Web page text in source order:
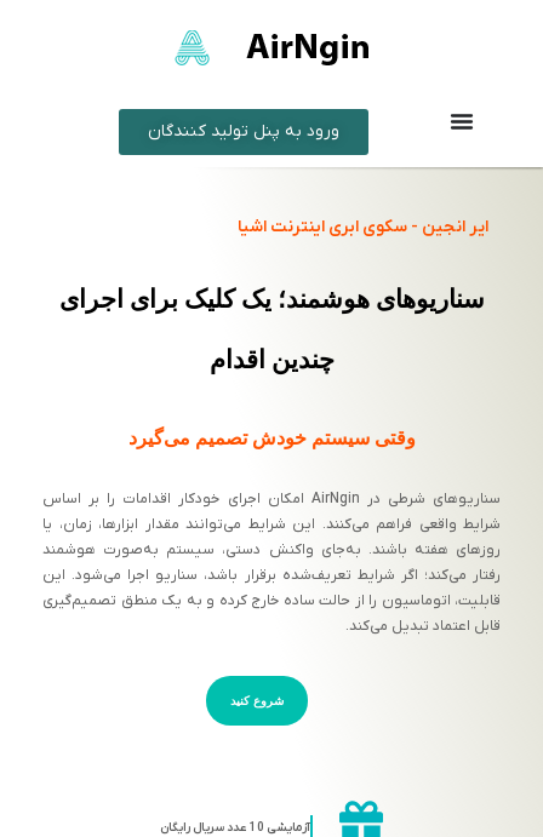
ورود به پنل تولید کنندگان
ایر انجین - سکوی ابری اینترنت اشیا
سناریوهای هوشمند؛ یک کلیک برای اجرای
چندین اقدام
وقتی سیستم خودش تصمیم می‌گیرد
سناریوهای شرطی در AirNgin امکان اجرای خودکار اقدامات را بر اساس
شرایط واقعی فراهم می‌کنند. این شرایط می‌توانند مقدار ابزارها، زمان، یا
روزهای هفته باشند. به‌جای واکنش دستی، سیستم به‌صورت هوشمند
رفتار می‌کند؛ اگر شرایط تعریف‌شده برقرار باشد، سناریو اجرا می‌شود. این
قابلیت، اتوماسیون را از حالت ساده خارج کرده و به یک منطق تصمیم‌گیری
قابل اعتماد تبدیل می‌کند.
شروع کنید
آزمایشی 10 عدد سریال رایگان